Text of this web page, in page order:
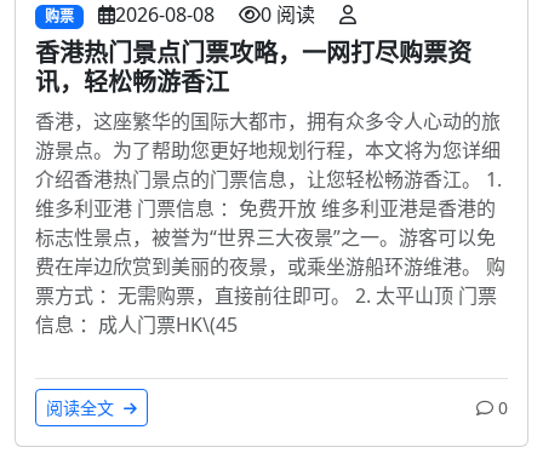
购票 2026-08-08 0 阅读
香港热门景点门票攻略，一网打尽购票资
讯，轻松畅游香江
香港，这座繁华的国际大都市，拥有众多令人心动的旅
游景点。为了帮助您更好地规划行程，本文将为您详细
介绍香港热门景点的门票信息，让您轻松畅游香江。 1.
维多利亚港 门票信息 ：免费开放 维多利亚港是香港的
标志性景点，被誉为“世界三大夜景”之一。游客可以免
费在岸边欣赏到美丽的夜景，或乘坐游船环游维港。 购
票方式 ：无需购票，直接前往即可。 2. 太平山顶 门票
信息 ：成人门票HK\(45
阅读全文 0